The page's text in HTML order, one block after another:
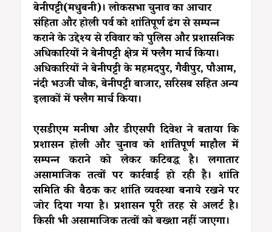
बेनीपट्टी(मधुबनी)। लोकसभा चुनाव का आचार
संहिता और होली पर्व को शांतिपूर्ण ढंग से सम्पन्न
कराने के उद्देश्य से रविवार को पुलिस और प्रशासनिक
अधिकारियों ने बेनीपट्टी क्षेत्र में फ्लैग मार्च किया।
अधिकारियों ने बेनीपट्टी के महमदपुर, गैवीपुर, पौआम,
नंदी भउजी चौक, बेनीपट्टी बाजार, सरिसब सहित अन्य
इलाकों में फ्लैग मार्च किया।
एसडीएम मनीषा और डीएसपी दिवेश ने बताया कि
प्रशासन होली और चुनाव को शांतिपूर्ण माहौल में
सम्पन्न कराने को लेकर कटिबद्ध है। लगातार
असामाजिक तत्वों पर कार्रवाई हो रही है। शांति
समिति की बैठक कर शांति व्यवस्था बनाये रखने पर
जोर दिया गया है। प्रशासन पूरी तरह से अलर्ट है।
किसी भी असामाजिक तत्वों को बख्शा नहीं जाएगा।